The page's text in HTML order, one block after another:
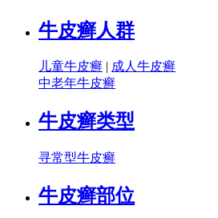
牛皮癣人群
儿童牛皮癣 | 成人牛皮癣
中老年牛皮癣
牛皮癣类型
寻常型牛皮癣
牛皮癣部位